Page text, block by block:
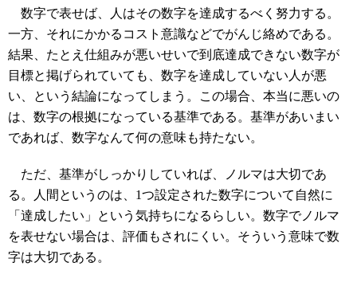
数字で表せば、人はその数字を達成するべく努力する。
一方、それにかかるコスト意識などでがんじ絡めである。
結果、たとえ仕組みが悪いせいで到底達成できない数字が
目標と掲げられていても、数字を達成していない人が悪
い、という結論になってしまう。この場合、本当に悪いの
は、数字の根拠になっている基準である。基準があいまい
であれば、数字なんて何の意味も持たない。
ただ、基準がしっかりしていれば、ノルマは大切であ
る。人間というのは、1つ設定された数字について自然に
「達成したい」という気持ちになるらしい。数字でノルマ
を表せない場合は、評価もされにくい。そういう意味で数
字は大切である。